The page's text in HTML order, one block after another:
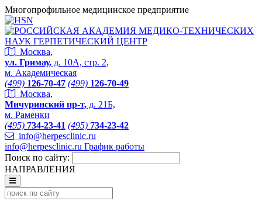
Многопрофильное медицинское предприятие
Москва,
ул. Гримау, д. 10А, стр. 2,
м. Академическая
(499) 126-70-47 (499) 126-70-49
Москва,
Мичуринский пр-т, д. 21Б,
м. Раменки
(495) 734-23-41 (495) 734-23-42
info@herpesclinic.ru
info@herpesclinic.ru График работы
Поиск по сайту:
НАПРАВЛЕНИЯ